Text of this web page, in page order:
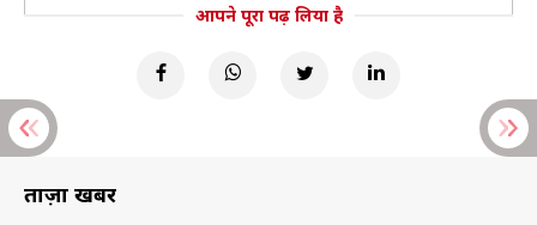
आपने पूरा पढ़ लिया है
ताज़ा खबरें